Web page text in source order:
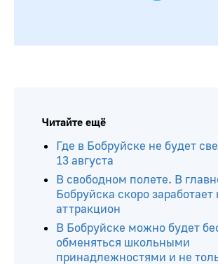
Читайте ещё
Где в Бобруйске не будет
13 августа